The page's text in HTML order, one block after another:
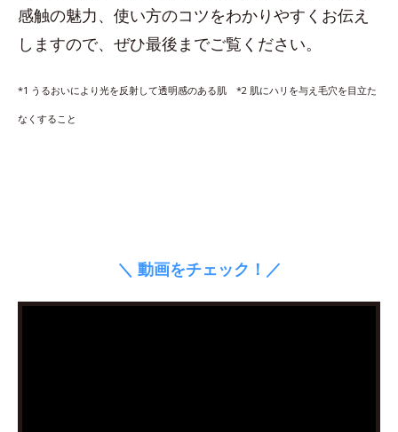
感触の魅力、使い方のコツをわかりやすくお伝え
しますので、ぜひ最後までご覧ください。
*1 うるおいにより光を反射して透明感のある肌 *2 肌にハリを与え毛穴を目立た
なくすること
＼ 動画をチェック！／